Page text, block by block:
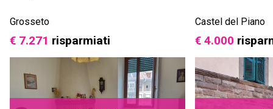
Grosseto
€ 7.271 risparmiati
Castel del Piano
€ 4.000